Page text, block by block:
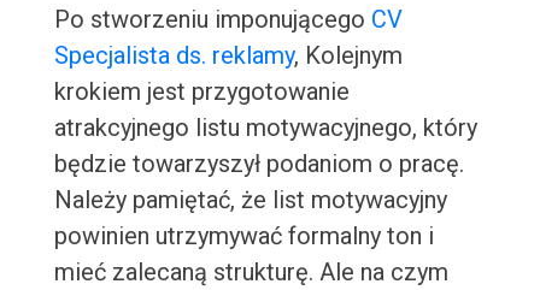
Po stworzeniu imponującego CV
Specjalista ds. reklamy, Kolejnym
krokiem jest przygotowanie
atrakcyjnego listu motywacyjnego, który
będzie towarzyszył podaniom o pracę.
Należy pamiętać, że list motywacyjny
powinien utrzymywać formalny ton i
mieć zalecaną strukturę. Ale na czym